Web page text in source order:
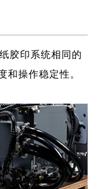
胶印系统相同的
和操作稳定性。